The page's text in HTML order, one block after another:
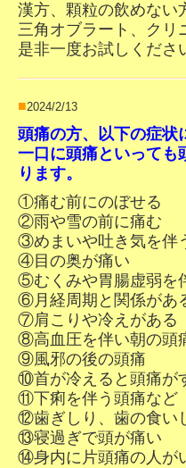
漢方、顆粒の飲めない
三角オブラート、クリ
是非一度お試しくださ
■2024/2/13
頭痛の方、以下の症状
一口に頭痛といっても
ります。
①痛む前にのぼせる
②雨や雪の前に痛む
③めまいや吐き気を伴
④目の奥が痛い
⑤むくみや胃腸虚弱を
⑥月経周期と関係があ
⑦肩こりや冷えがある
⑧高血圧を伴い朝の頭
⑨風邪の後の頭痛
⑩首が冷えると頭痛が
⑪下痢を伴う頭痛など
⑫歯ぎしり、歯の食い
⑬寝過ぎで頭が痛い
⑭身内に片頭痛の人が